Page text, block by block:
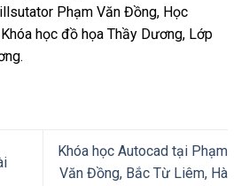
Phạm Văn Đồng, Học
học đồ họa Thầy Dương, Lớp
Khóa học Autocad tại Phạm
Văn Đồng, Bắc Từ Liêm, Hà